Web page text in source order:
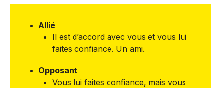
Allié
Il est d’accord avec vous et vous lui
faites confiance. Un ami.
Opposant
Vous lui faites confiance, mais vous